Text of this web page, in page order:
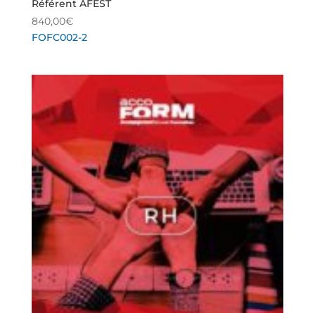
Référent AFEST
840,00€
FOFC002-2